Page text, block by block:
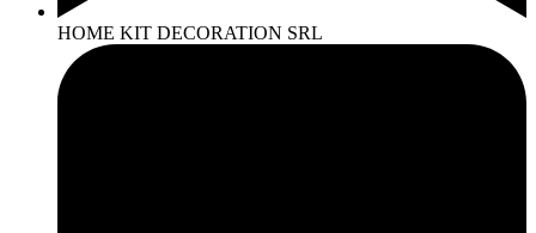
HOME KIT DECORATION SRL